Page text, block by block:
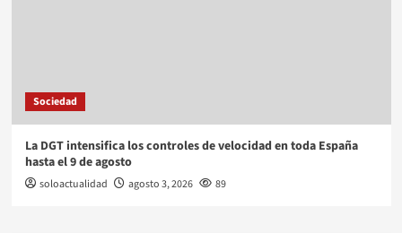
Sociedad
La DGT intensifica los controles de velocidad en toda España
hasta el 9 de agosto
soloactualidad agosto 3, 2026 89